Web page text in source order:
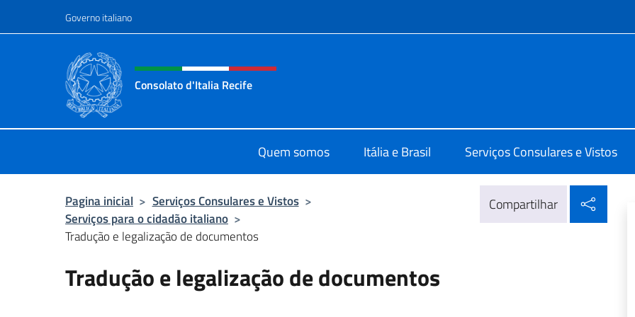
Governo italiano
Site, social e cabeçalho do menu
Consolato d'Italia Recife
Quem somos Itália e Brasil Serviços Consulares e Vistos
Pagina inicial > Serviços Consulares e Vistos >
Serviços para o cidadão italiano >
Tradução e legalização de documentos
Compartilhar
Tradução e legalização de documentos